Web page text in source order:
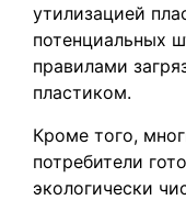
утилизацией
потенциальных
правилами
пластиком.
Кроме того,
потребители
экологически